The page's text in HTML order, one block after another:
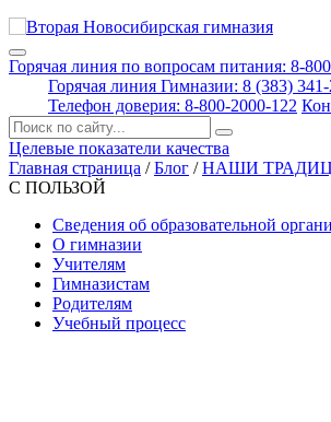
Горячая линия по вопросам питания: 8-
Горячая линия Гимназии: 8 (383)
Телефон доверия: 8-800-2000-122
Поиск:
Целевые показатели качества
Главная страница /Блог /НАШИ
С ПОЛЬЗОЙ
Сведения об образовательной
О гимназии
Учителям
Гимназистам
Родителям
Учебный процесс